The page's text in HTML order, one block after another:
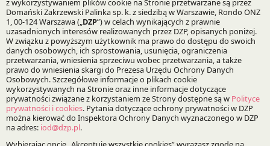
Specjalizacje:
Prawo podatkowe
Fuzje, przejęcia i restrukturyzacje